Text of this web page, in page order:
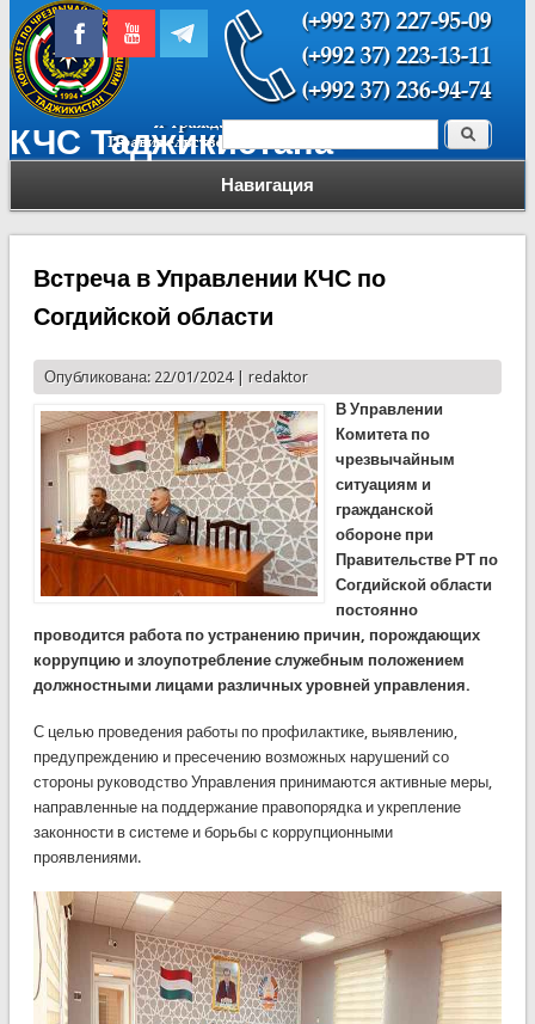
КЧС Таджикистана
Навигация
Форма поиска Поиск
Встреча в Управлении КЧС по
Согдийской области
Опубликована: 22/01/2024 | redaktor
В Управлении
Комитета по
чрезвычайным
ситуациям и
гражданской
обороне при
Правительстве РТ по
Согдийской области
постоянно
проводится работа по устранению причин, порождающих
коррупцию и злоупотребление служебным положением
должностными лицами различных уровней управления.
С целью проведения работы по профилактике, выявлению,
предупреждению и пресечению возможных нарушений со
стороны руководство Управления принимаются активные меры,
направленные на поддержание правопорядка и укрепление
законности в системе и борьбы с коррупционными
проявлениями.